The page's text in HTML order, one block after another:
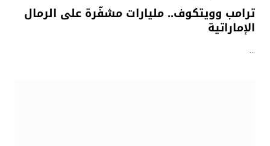
ترامب وويتكوف.. مليارات مشفّرة على الرمال
الإماراتية
…